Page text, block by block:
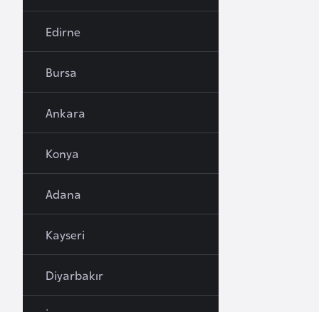
Edirne
Bursa
Ankara
Konya
Adana
Kayseri
Diyarbakır
y
z
r
b
a
y
c
a
n